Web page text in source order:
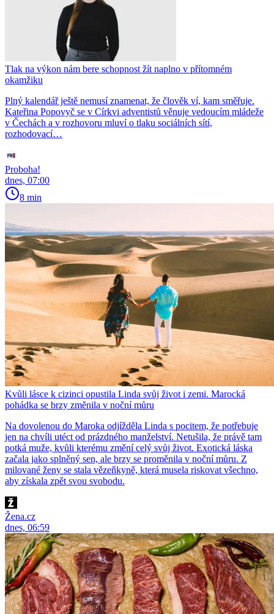
Tlak na výkon nám bere schopnost žít naplno v přítomném
okamžiku
Plný kalendář ještě nemusí znamenat, že člověk ví, kam směřuje.
Kateřina Popovyč se v Církvi adventistů věnuje vedoucím mládeže
v Čechách a v rozhovoru mluví o tlaku sociálních sítí,
rozhodovací…
Proboha!
dnes, 07:00
8 min
Kvůli lásce k cizinci opustila Linda svůj život i zemi. Marocká
pohádka se brzy změnila v noční můru
Na dovolenou do Maroka odjížděla Linda s pocitem, že potřebuje
jen na chvíli utéct od prázdného manželství. Netušila, že právě tam
potká muže, kvůli kterému změní celý svůj život. Exotická láska
začala jako splněný sen, ale brzy se proměnila v noční můru. Z
milované ženy se stala vězeňkyně, která musela riskovat všechno,
aby získala zpět svou svobodu.
Žena.cz
dnes, 06:59